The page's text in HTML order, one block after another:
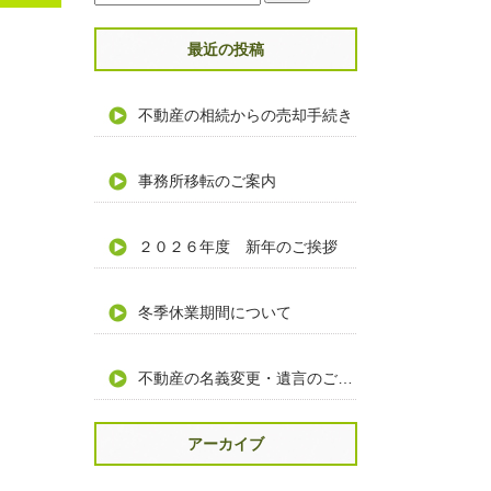
最近の投稿
不動産の相続からの売却手続き
事務所移転のご案内
２０２６年度 新年のご挨拶
冬季休業期間について
アーカイブ